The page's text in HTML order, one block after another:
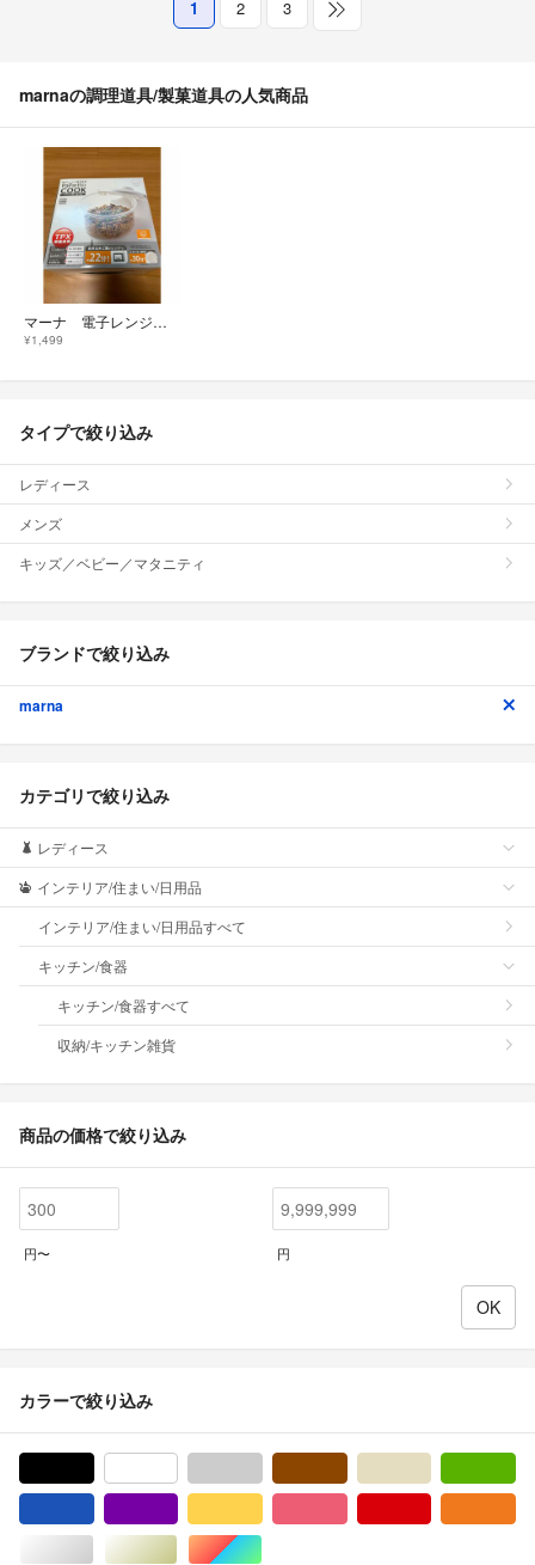
1 2 3
marnaの調理道具/製菓道具の人気商品
マーナ 電子レンジ調理器
¥1,499
タイプで絞り込み
レディース
メンズ
キッズ／ベビー／マタニティ
ブランドで絞り込み
marna
カテゴリで絞り込み
レディース
インテリア/住まい/日用品
インテリア/住まい/日用品すべて
キッチン/食器
キッチン/食器すべて
収納/キッチン雑貨
商品の価格で絞り込み
円〜 円
カラーで絞り込み
シルバー/銀色系ゴールド/金色系マルチカラー